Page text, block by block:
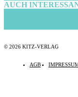
AUCH
© 2026 KITZ-VERLAG
AGB